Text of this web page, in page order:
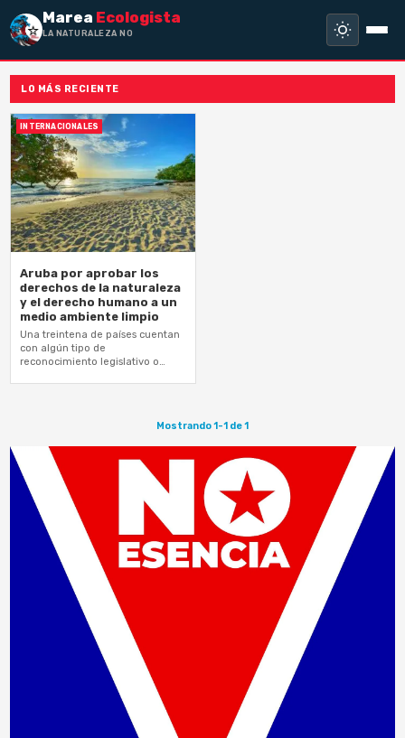
Marea Ecologista
LA NATURALEZA NO HA
LO MÁS RECIENTE
INTERNACIONALES
Aruba por aprobar los
derechos de la naturaleza
y el derecho humano a un
medio ambiente limpio
Una treintena de países cuentan
con algún tipo de
reconocimiento legislativo o
Mostrando 1-1 de 1